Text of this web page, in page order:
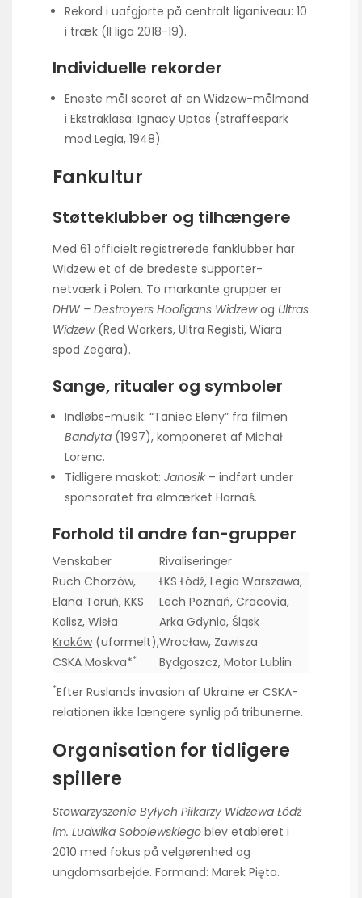
Rekord i uafgjorte på centralt liganiveau: 10
i træk (II liga 2018-19).
Individuelle rekorder
Eneste mål scoret af en Widzew-målmand
i Ekstraklasa: Ignacy Uptas (straffespark
mod Legia, 1948).
Fankultur
Støtteklubber og tilhængere
Med 61 officielt registrerede fanklubber har
Widzew et af de bredeste supporter-
netværk i Polen. To markante grupper er
DHW – Destroyers Hooligans Widzewog Ultras
Widzew(Red Workers, Ultra Registi, Wiara
spod Zegara).
Sange, ritualer og symboler
Indløbs-musik: “Taniec Eleny” fra filmen
Bandyta (1997), komponeret af Michał
Lorenc.
Tidligere maskot: Janosik– indført under
sponsoratet fra ølmærket Harnaś.
Forhold til andre fan-grupper
Venskaber
Rivaliseringer
Ruch Chorzów,
Elana Toruń, KKS
Kalisz, Wisła
Kraków (uformelt),
CSKA Moskva**
ŁKS Łódź, Legia Warszawa,
Lech Poznań, Cracovia,
Arka Gdynia, Śląsk
Wrocław, Zawisza
Bydgoszcz, Motor Lublin
*Efter Ruslands invasion af Ukraine er CSKA-
relationen ikke længere synlig på tribunerne.
Organisation for tidligere
spillere
Stowarzyszenie Byłych Piłkarzy Widzewa Łódź
im. Ludwika Sobolewskiego blev etableret i
2010 med fokus på velgørenhed og
ungdomsarbejde. Formand: Marek Pięta.